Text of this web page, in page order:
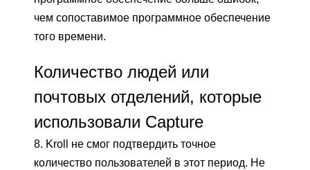
чем сопоставимое программное обеспечение
того времени.
Количество людей или
почтовых отделений, которые
использовали Capture
8. Kroll не смог подтвердить точное
количество пользователей в этот период. Не